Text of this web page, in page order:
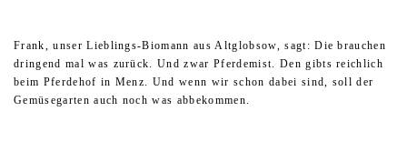
Frank, unser Lieblings-Biomann aus Altglobsow, sagt: Die brauchen
dringend mal was zurück. Und zwar Pferdemist. Den gibts reichlich
beim Pferdehof in Menz. Und wenn wir schon dabei sind, soll der
Gemüsegarten auch noch was abbekommen.